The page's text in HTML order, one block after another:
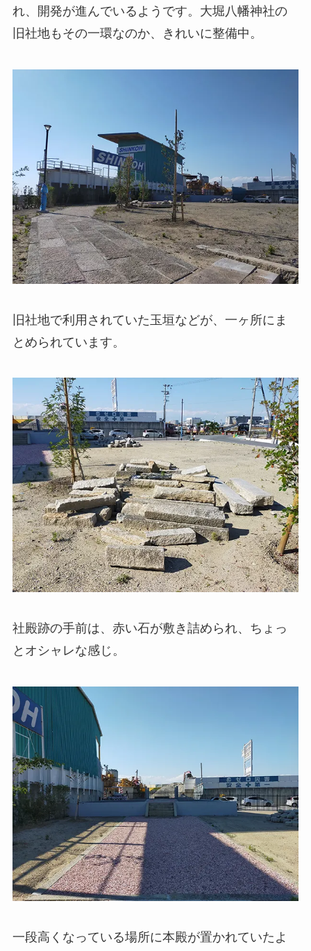
れ、開発が進んでいるようです。大堀八幡神社の
旧社地もその一環なのか、きれいに整備中。
旧社地で利用されていた玉垣などが、一ヶ所にま
とめられています。
社殿跡の手前は、赤い石が敷き詰められ、ちょっ
とオシャレな感じ。
一段高くなっている場所に本殿が置かれていたよ